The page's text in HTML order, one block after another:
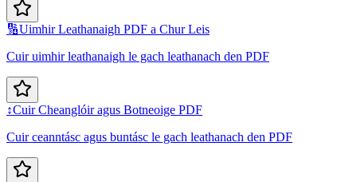
🔢Uimhir Leathanaigh PDF a Chur Leis
Cuir uimhir leathanaigh le gach leathanach den PDF
↕️Cuir Cheanglóir agus Botneoige PDF
Cuir ceanntásc agus buntásc le gach leathanach den PDF